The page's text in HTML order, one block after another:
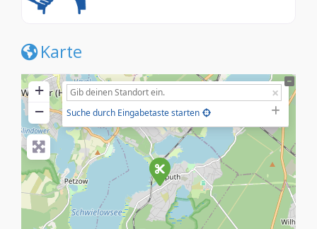
Karte
+
−
Suche durch Eingabetaste starten